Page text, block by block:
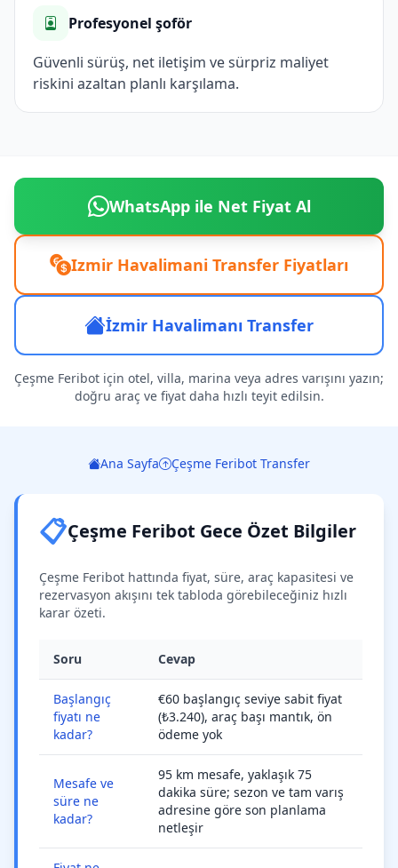
Profesyonel şoför
Güvenli sürüş, net iletişim ve sürpriz maliyet
riskini azaltan planlı karşılama.
WhatsApp ile Net Fiyat Al
Izmir Havalimani Transfer Fiyatları
İzmir Havalimanı Transfer
Çeşme Feribot için otel, villa, marina veya adres varışını yazın;
doğru araç ve fiyat daha hızlı teyit edilsin.
Ana Sayfa Çeşme Feribot Transfer
📋Çeşme Feribot Gece Özet Bilgiler
Çeşme Feribot hattında fiyat, süre, araç kapasitesi ve
rezervasyon akışını tek tabloda görebileceğiniz hızlı
karar özeti.
Soru Cevap
Başlangıç
fiyatı ne
kadar?
€60 başlangıç seviye sabit fiyat
(₺3.240), araç başı mantık, ön
ödeme yok
Mesafe ve
süre ne
kadar?
95 km mesafe, yaklaşık 75
dakika süre; sezon ve tam varış
adresine göre son planlama
netleşir